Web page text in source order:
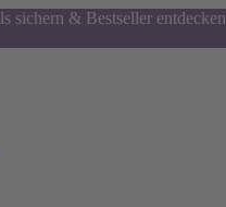
sichern & Bestseller entdecken